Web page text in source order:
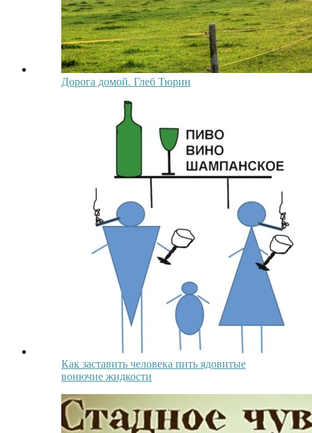
Дорога домой. Глеб Тюрин
Как заставить человека пить ядовитые
вонючие жидкости